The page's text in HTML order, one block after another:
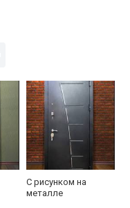
С рисунком на
металле